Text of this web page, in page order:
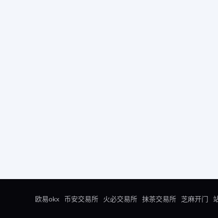
欧易okx 币安交易所 火必交易所 抹茶交易所 芝麻开门